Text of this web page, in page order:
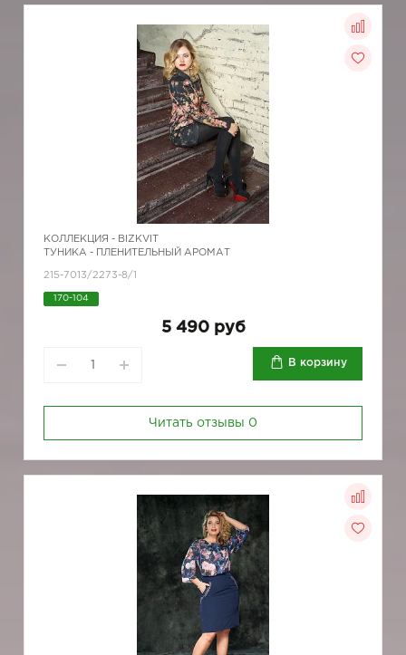
КОЛЛЕКЦИЯ - BIZKVIT
ТУНИКА - ПЛЕНИТЕЛЬНЫЙ АРОМАТ
215-7013/2273-8/1
170-104
5 490 руб
В корзину
Читать отзывы 0